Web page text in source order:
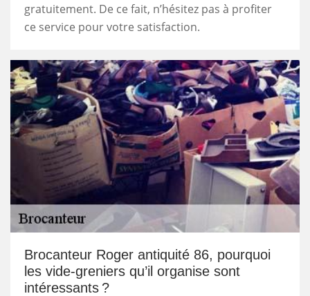
gratuitement. De ce fait, n’hésitez pas à profiter
ce service pour votre satisfaction.
Brocanteur Roger antiquité 86, pourquoi
les vide-greniers qu’il organise sont
intéressants ?